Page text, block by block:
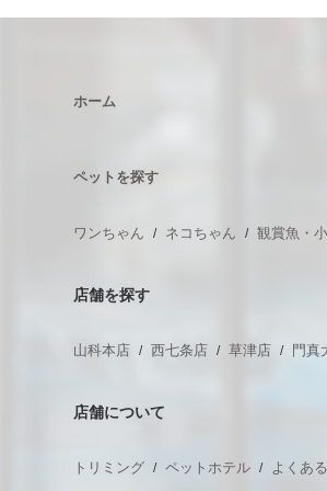
ホーム
ペットを探す
ワンちゃん ネコちゃん 観賞魚・
店舗を探す
山科本店 西七条店 草津店 門真
店舗について
トリミング ペットホテル よくあ